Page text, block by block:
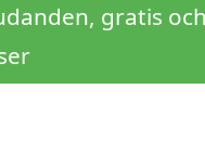
gratis